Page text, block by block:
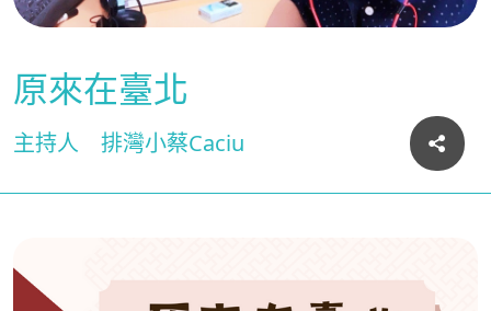
原來在臺北
主持人 排灣小蔡Caciu